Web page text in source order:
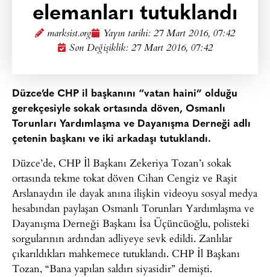
elemanları tutuklandı
marksist.org Yayın tarihi: 27 Mart 2016, 07:42
Son Değişiklik: 27 Mart 2016, 07:42
Düzce’de CHP il başkanını “vatan haini” olduğu
gerekçesiyle sokak ortasında döven, Osmanlı
Torunları Yardımlaşma ve Dayanışma Derneği adlı
çetenin başkanı ve iki arkadaşı tutuklandı.
Düzce’de, CHP İl Başkanı Zekeriya Tozan’ı sokak
ortasında tekme tokat döven Cihan Cengiz ve Raşit
Arslanaydın ile dayak anına ilişkin videoyu sosyal medya
hesabından paylaşan Osmanlı Torunları Yardımlaşma ve
Dayanışma Derneği Başkanı İsa Üçüncüoğlu, polisteki
sorgularının ardından adliyeye sevk edildi. Zanlılar
çıkarıldıkları mahkemece tutuklandı. CHP İl Başkanı
Tozan, “Bana yapılan saldırı siyasidir” demişti.